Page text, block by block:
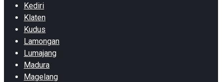
Kediri
Klaten
Kudus
Lamongan
Lumajang
Madura
Magelang